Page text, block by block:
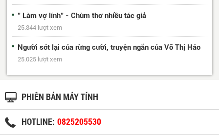
" Làm vợ lính" - Chùm thơ nhiều tác giả
25.844 lượt xem
Người sót lại của rừng cười, truyện ngắn của Võ Thị Hảo
25.025 lượt xem
PHIÊN BẢN MÁY TÍNH
HOTLINE: 0825205530